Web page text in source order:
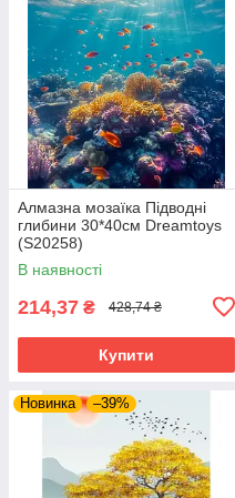
Алмазна мозаїка Підводні
глибини 30*40см Dreamtoys
(S20258)
В наявності
214,37 ₴ 428,74 ₴
Купити
Новинка –39%